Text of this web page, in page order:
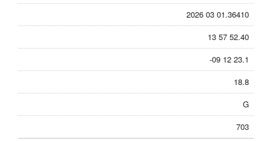
2026 03 01.36410
13 57 52.40
-09 12 23.1
18.8
G
703